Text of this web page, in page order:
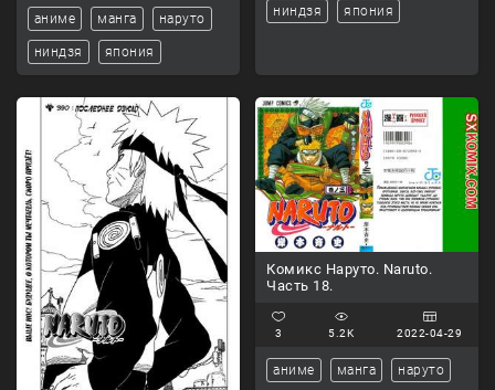
аниме манга наруто
ниндзя япония
ниндзя япония
Комикс Наруто. Naruto.
Часть 18.
3 5.2K 2022-04-29
аниме манга наруто